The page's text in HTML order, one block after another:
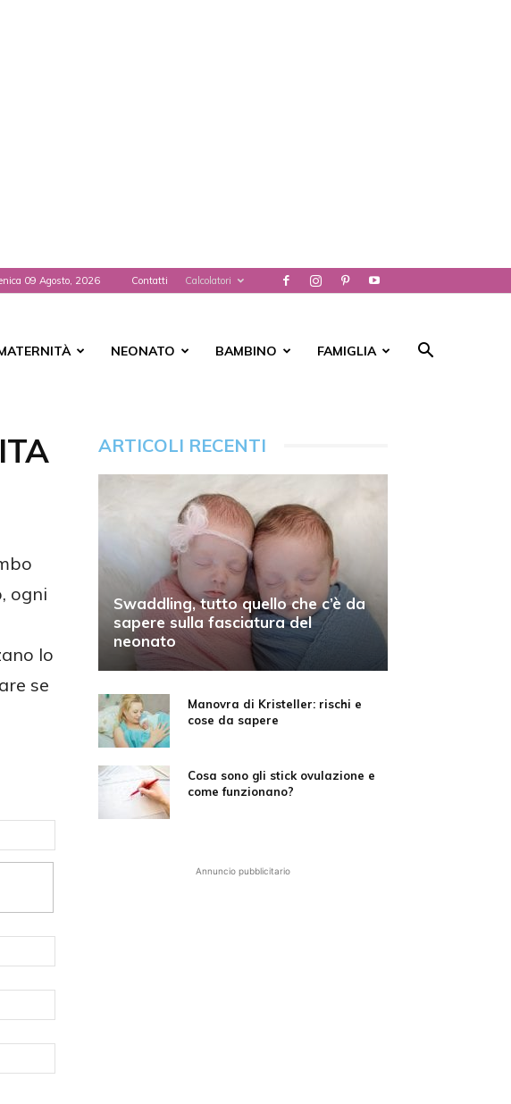
09 Agosto, 2026 Contatti Calcolatori
NEONATO BAMBINO FAMIGLIA
ogni
lo
se
ARTICOLI RECENTI
Swaddling, tutto quello che c’è da
sapere sulla fasciatura del
neonato
Manovra di Kristeller: rischi e
cose da sapere
Cosa sono gli stick ovulazione e
come funzionano?
Annuncio pubblicitario